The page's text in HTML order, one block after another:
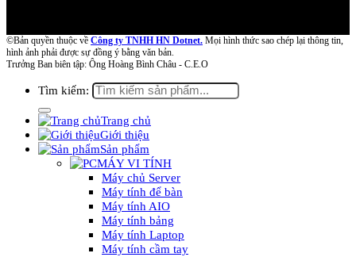
©Bản quyền thuộc về Công ty TNHH HN Dotnet. Mọi hình thức sao chép lại thông tin,
hình ảnh phải được sự đồng ý bằng văn bản.
Trưởng Ban biên tập: Ông Hoàng Bình Châu - C.E.O
Tìm kiếm:
Trang chủ
Giới thiệu
Sản phẩm
MÁY VI TÍNH
Máy chủ Server
Máy tính để bàn
Máy tính AIO
Máy tính bảng
Máy tính Laptop
Máy tính cầm tay